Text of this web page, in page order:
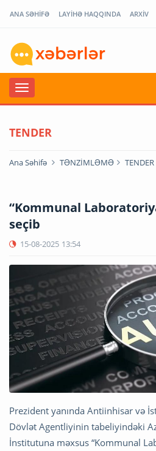
ANA SƏHİFƏ LAYİHƏ HAQQINDA ARXİV
TENDER
Ana Səhifə TƏNZİMLƏMƏ TENDER
“Kommunal
seçib
15-08-2025 13:54
Prezident yanında Antiinhisar və
Dövlət Agentliyinin tabeliyindəki
İnstitutuna məxsus “Kommunal